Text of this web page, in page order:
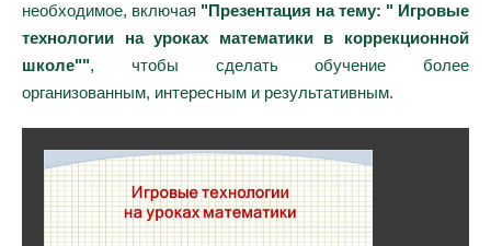
необходимое, включая "Презентация на тему: " Игровые
технологии на уроках математики в коррекционной
школе"", чтобы сделать обучение более
организованным, интересным и результативным.